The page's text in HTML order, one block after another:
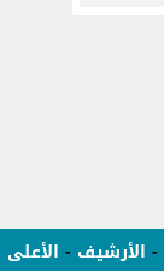
- الأرشيف - الأعلى